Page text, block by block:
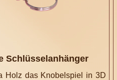
Schlüsselanhänger
Holz das Knobelspiel in 3D